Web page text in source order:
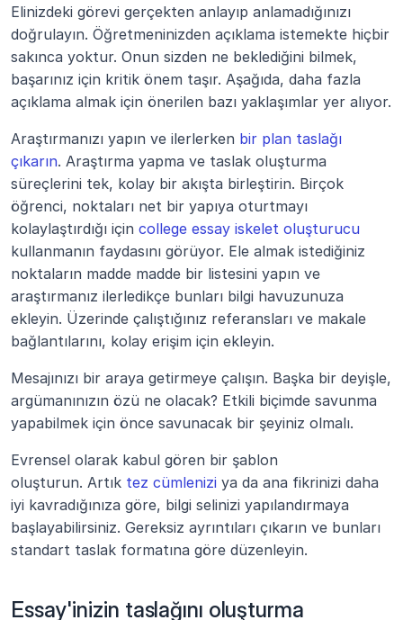
Elinizdeki görevi gerçekten anlayıp anlamadığınızı
doğrulayın. Öğretmeninizden açıklama istemekte hiçbir
sakınca yoktur. Onun sizden ne beklediğini bilmek,
başarınız için kritik önem taşır. Aşağıda, daha fazla
açıklama almak için önerilen bazı yaklaşımlar yer alıyor.
Araştırmanızı yapın ve ilerlerken bir plan taslağı
çıkarın. Araştırma yapma ve taslak oluşturma
süreçlerini tek, kolay bir akışta birleştirin. Birçok
öğrenci, noktaları net bir yapıya oturtmayı
kolaylaştırdığı için college essay iskelet oluşturucu
kullanmanın faydasını görüyor. Ele almak istediğiniz
noktaların madde madde bir listesini yapın ve
araştırmanız ilerledikçe bunları bilgi havuzunuza
ekleyin. Üzerinde çalıştığınız referansları ve makale
bağlantılarını, kolay erişim için ekleyin.
Mesajınızı bir araya getirmeye çalışın. Başka bir deyişle,
argümanınızın özü ne olacak? Etkili biçimde savunma
yapabilmek için önce savunacak bir şeyiniz olmalı.
Evrensel olarak kabul gören bir şablon
oluşturun. Artık tez cümlenizi ya da ana fikrinizi daha
iyi kavradığınıza göre, bilgi selinizi yapılandırmaya
başlayabilirsiniz. Gereksiz ayrıntıları çıkarın ve bunları
standart taslak formatına göre düzenleyin.
Essay'inizin taslağını oluşturma